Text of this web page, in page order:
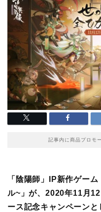
記事内に商品プロモ
「陰陽師」IP新作ゲー
ル~」が、2020年11月
ース記念キャンペーン